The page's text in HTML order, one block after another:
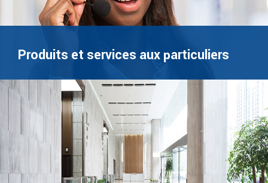
Produits et services aux particuliers